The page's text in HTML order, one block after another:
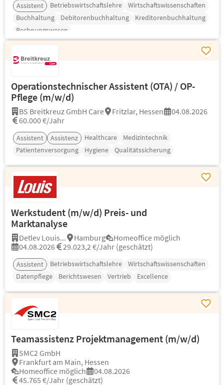
Assistent Betriebswirtschaftslehre
Wirtschaftswissenschaften
Buchhaltung
Debitorenbuchhaltung
Kreditorenbuchhaltung
Rechnungswesen
Operationstechnischer Assistent (OTA) / OP-
Pflege (m/w/d)
BS Breitkreuz GmbH Care Fritzlar, Hessen
04.08.2026
60.000 €/Jahr
Assistent Assistenz Healthcare
Medizintechnik
Patientenversorgung
Hygiene Qualitätssicherung
Werkstudent (m/w/d) Preis- und
Marktanalyse
Detlev Louis... Hamburg
Homeoffice möglich
04.08.2026
29.023,2 €/Jahr (geschätzt)
Assistent Betriebswirtschaftslehre
Wirtschaftswissenschaften
Datenpflege
Berichtswesen Vertrieb Excellence
Teamassistenz Projektmanagement (m/w/d)
SMC2 GmbH
Frankfurt am Main, Hessen
Homeoffice möglich
04.08.2026
45.765 €/Jahr (geschätzt)